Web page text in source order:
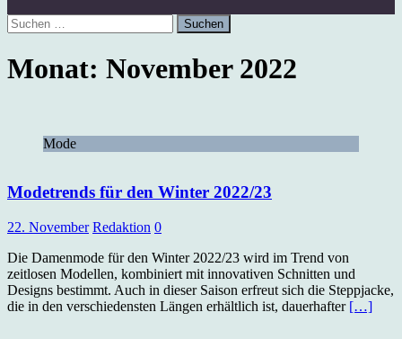
Suchen
nach:
Monat: November 2022
Mode
Modetrends für den Winter 2022/23
22. November Redaktion 0
Die Damenmode für den Winter 2022/23 wird im Trend von
zeitlosen Modellen, kombiniert mit innovativen Schnitten und
Designs bestimmt. Auch in dieser Saison erfreut sich die Steppjacke,
die in den verschiedensten Längen erhältlich ist, dauerhafter […]